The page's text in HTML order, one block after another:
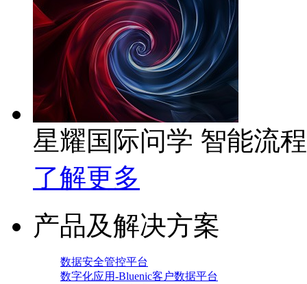
星耀国际问学 智能流
了解更多
产品及解决方案
数据安全管控平台
数字化应用-Bluenic客户数据平台